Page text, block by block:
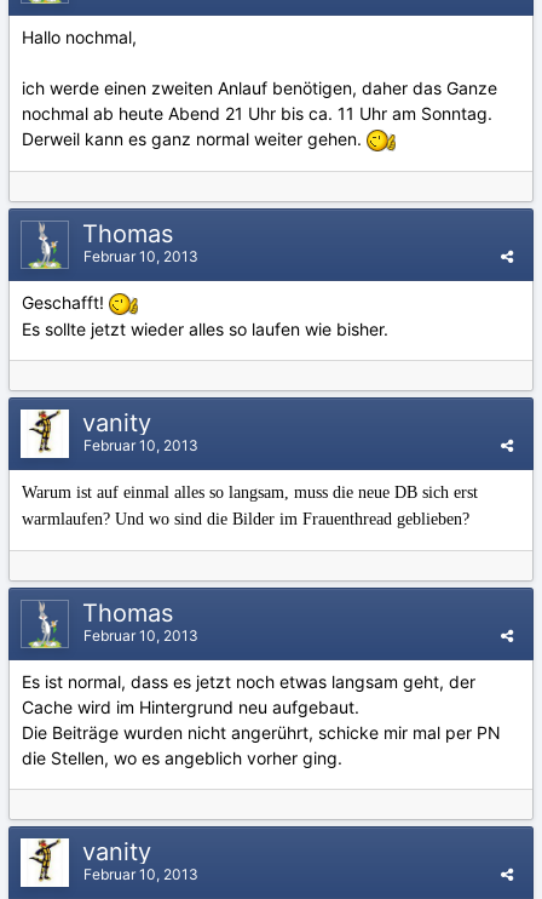
Hallo nochmal,
ich werde einen zweiten Anlauf benötigen, daher das Ganze
nochmal ab heute Abend 21 Uhr bis ca. 11 Uhr am Sonntag.
Derweil kann es ganz normal weiter gehen.
Thomas
Februar 10, 2013
Geschafft!
Es sollte jetzt wieder alles so laufen wie bisher.
vanity
Februar 10, 2013
Warum ist auf einmal alles so langsam, muss die neue DB sich erst
warmlaufen? Und wo sind die Bilder im Frauenthread geblieben?
Thomas
Februar 10, 2013
Es ist normal, dass es jetzt noch etwas langsam geht, der
Cache wird im Hintergrund neu aufgebaut.
Die Beiträge wurden nicht angerührt, schicke mir mal per PN
die Stellen, wo es angeblich vorher ging.
vanity
Februar 10, 2013